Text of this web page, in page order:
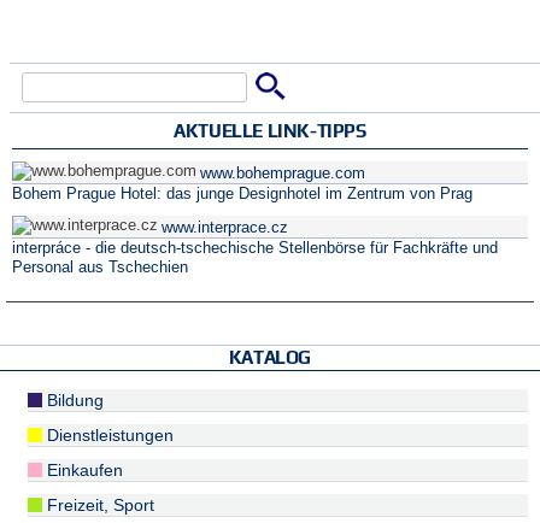
Suchformular
AKTUELLE LINK-TIPPS
www.bohemprague.com
Bohem Prague Hotel: das junge Designhotel im Zentrum von Prag
www.interprace.cz
interpráce - die deutsch-tschechische Stellenbörse für Fachkräfte und
Personal aus Tschechien
KATALOG
Bildung
Dienstleistungen
Einkaufen
Freizeit, Sport